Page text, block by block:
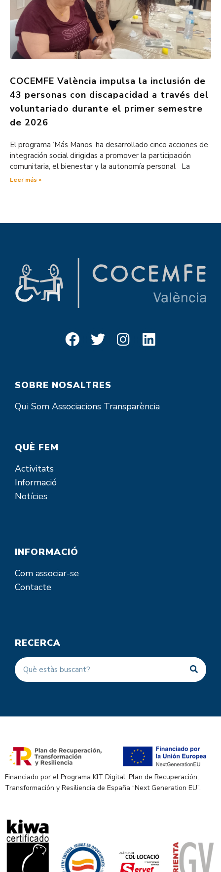
COCEMFE València impulsa la inclusión de
43 personas con discapacidad a través del
voluntariado durante el primer semestre
de 2026
El programa ‘Más Manos’ ha desarrollado cinco acciones de
integración social dirigidas a promover la participación
comunitaria, el bienestar y la autonomía personal La
Leer más »
SOBRE NOSALTRES
Qui Som Associacions Transparència
QUÈ FEM
Activitats
Informació
Notícies
INFORMACIÓ
Com associar-se
Contacte
RECERCA
Financiado por el Programa KIT Digital. Plan de Recuperación,
Transformación y Resiliencia de España “Next Generation EU”.